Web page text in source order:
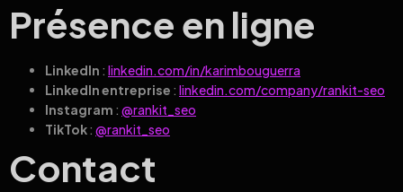
Présence en ligne
LinkedIn : linkedin.com/in/karimbouguerra
LinkedIn entreprise : linkedin.com/company/rankit-seo
Instagram : @rankit_seo
TikTok: @rankit_seo
Contact